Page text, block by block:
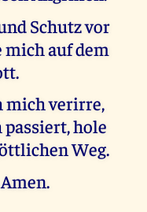
Schutz vor
auf dem
mich verirre,
hole
Weg.